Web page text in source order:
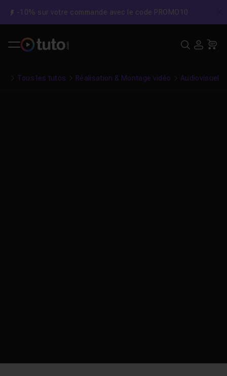
-10% sur votre commande avec le code PROMO10
Tous les tutos Réalisation & Montage vidéo Audiovisuel